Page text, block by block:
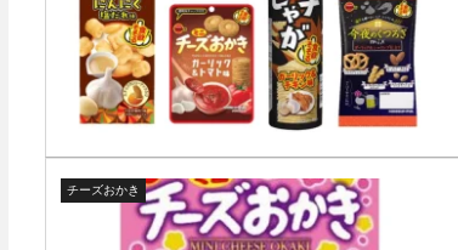
チーズおかき